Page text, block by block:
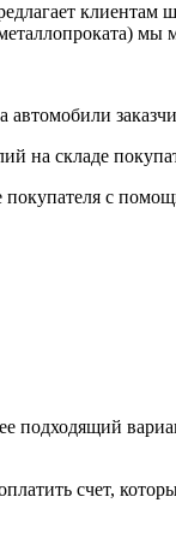
клиентам
мы
автомобили
на складе
покупателя с
подходящий
счет,